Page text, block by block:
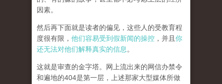
因素。
然后再下面就是读者的偏见，这些人的受教育程
度很有限， 他们容易受到假新闻的操控 ，并且 你
还无法对他们解释真实的信息 。
这就是审查的金字塔。网上流出来的网信办禁令
和遍地的404是第一层，上述那家大型媒体所做